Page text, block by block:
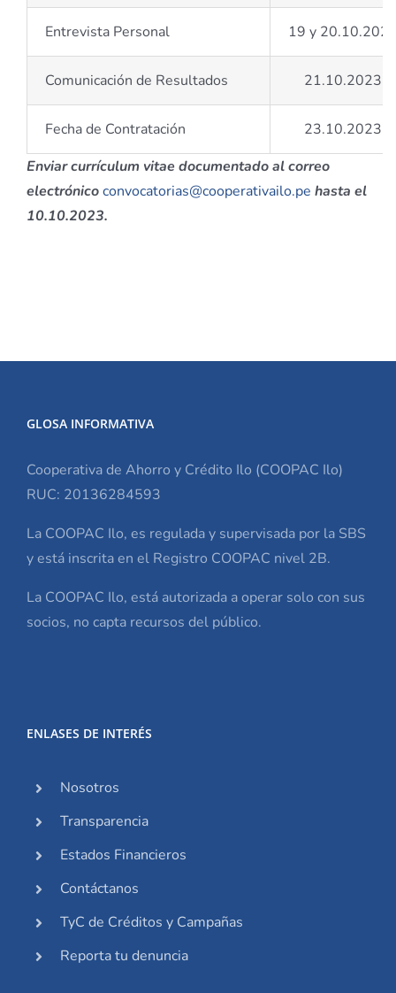
Entrevista Personal 19 y
Comunicación de Resultados 21.10.2023
Fecha de Contratación
23.10.2023
Enviar currículum vitae documentado al correo
electrónicoconvocatorias@cooperativailo.pe hasta el
10.10.2023.
GLOSA INFORMATIVA
Cooperativa de Ahorro y Crédito Ilo (COOPAC Ilo)
RUC: 20136284593
La COOPAC Ilo, es regulada y supervisada por la SBS
y está inscrita en el Registro COOPAC nivel 2B.
La COOPAC Ilo, está autorizada a operar solo con sus
socios, no capta recursos del público.
ENLASES DE INTERÉS
Nosotros
Transparencia
Estados Financieros
Contáctanos
TyC de Créditos y Campañas
Reporta tu denuncia